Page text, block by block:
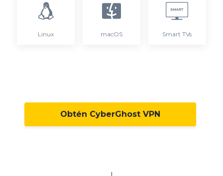
Linux macOS Smart TVs
Obtén CyberGhost VPN